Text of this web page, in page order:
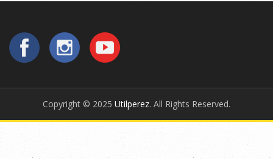
Copyright © 2025 Utilperez. All Rights Reserved.